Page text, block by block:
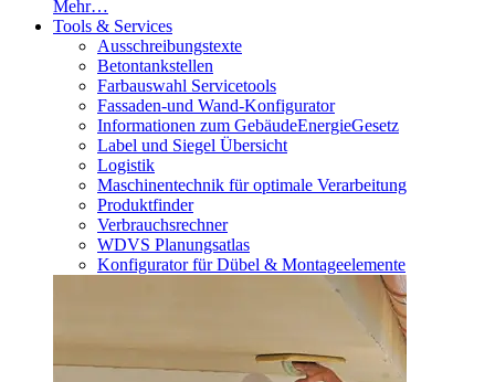
Mehr…
Tools & Services
Ausschreibungstexte
Betontankstellen
Farbauswahl Servicetools
Fassaden-und Wand-Konfigurator
Informationen zum GebäudeEnergieGesetz
Label und Siegel Übersicht
Logistik
Maschinentechnik für optimale Verarbeitung
Produktfinder
Verbrauchsrechner
WDVS Planungsatlas
Konfigurator für Dübel & Montageelemente